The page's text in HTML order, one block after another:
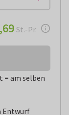
pro Stück
St.-Pr.
= am selben
Entwurf